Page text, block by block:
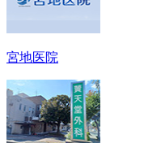
宮地医院